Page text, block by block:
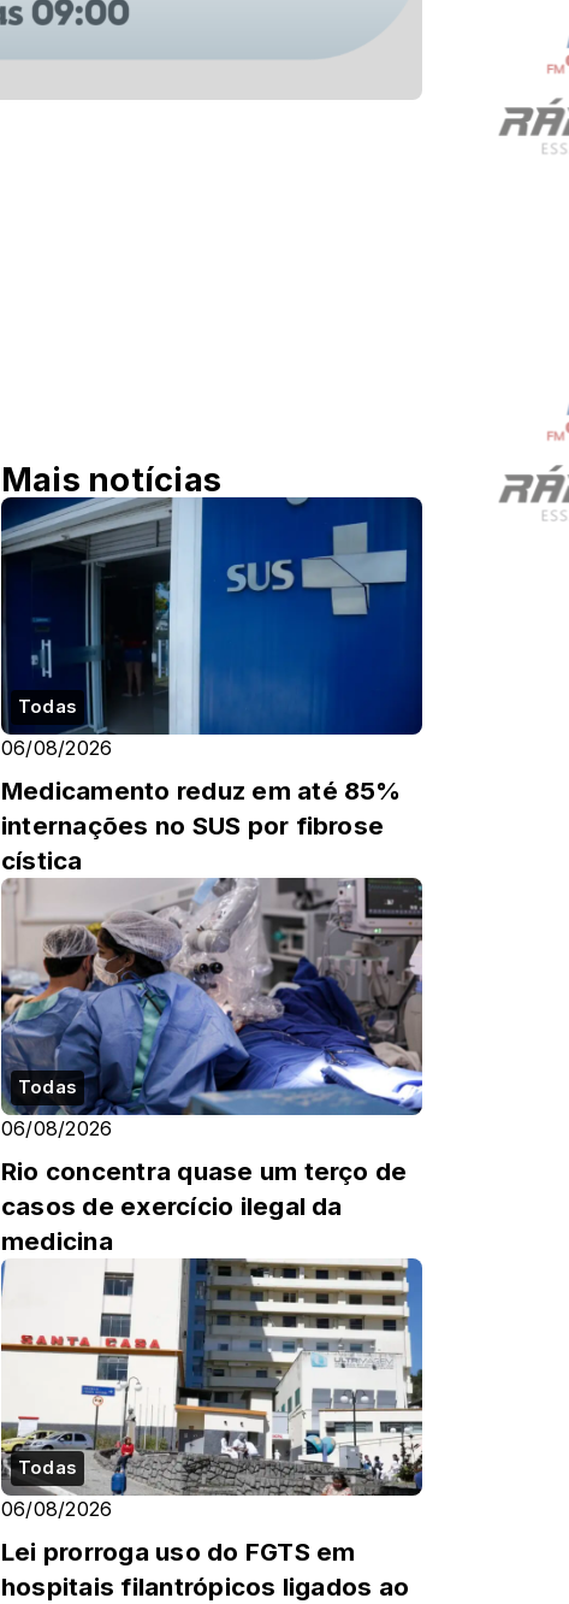
Mais notícias
Todas
06/08/2026
Medicamento reduz em até 85%
internações no SUS por fibrose
cística
Todas
06/08/2026
Rio concentra quase um terço de
casos de exercício ilegal da
medicina
Todas
06/08/2026
Lei prorroga uso do FGTS em
hospitais filantrópicos ligados ao